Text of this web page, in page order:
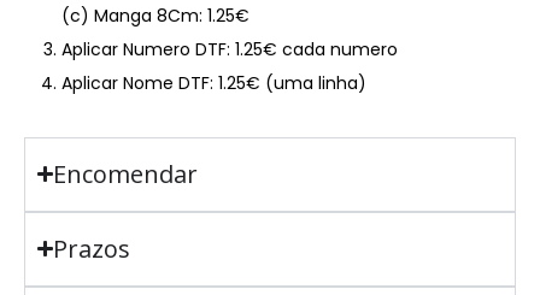
(c) Manga 8Cm: 1.25€
Aplicar Numero DTF: 1.25€ cada numero
Aplicar Nome DTF: 1.25€ (uma linha)
Encomendar
Prazos